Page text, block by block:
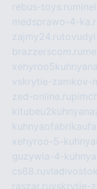
rebus-toys.ru
medsprawo-4-
zajmy24.ru
brazzerscom.ru
vskrytie-zamkov-
zed-online.ru
xehyroo-5-
guzywia-4-
cs68.ru
raszar.ruvskrytie-